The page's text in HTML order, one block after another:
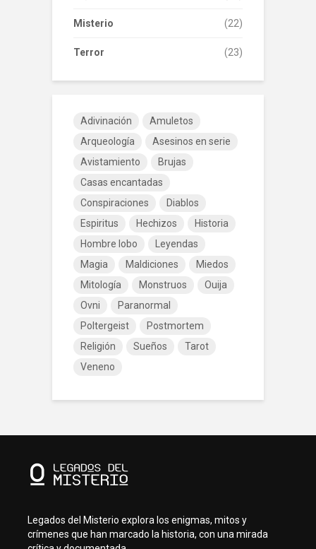
Misterio (22)
Terror (23)
Adivinación
Amuletos
Arqueología
Asesinos en serie
Avistamiento
Brujas
Casas encantadas
Conspiraciones
Diablos
Espiritus
Hechizos
Historia
Hombre lobo
Leyendas
Magia
Maldiciones
Miedos
Mitología
Monstruos
Ouija
Ovni
Paranormal
Poltergeist
Postmortem
Religión
Sueños
Tarot
Veneno
Legados del Misterio explora los enigmas, mitos y
crímenes que han marcado la historia, con una mirada